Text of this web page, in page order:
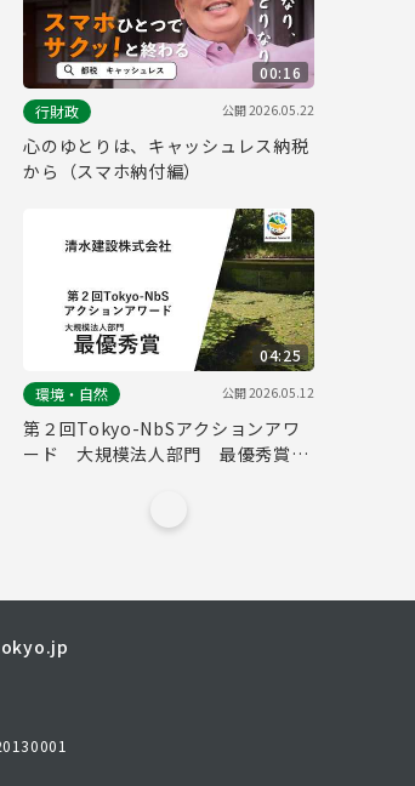
00:16
行財政
公開2026.05.22
心のゆとりは、キャッシュレス納税
から（スマホ納付編）
04:25
環境・自然
公開2026.05.12
第２回Tokyo-NbSアクションアワ
ード 大規模法人部門 最優秀賞取